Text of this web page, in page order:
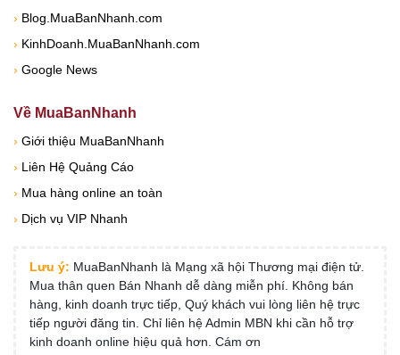
› Blog.MuaBanNhanh.com
› KinhDoanh.MuaBanNhanh.com
› Google News
Về MuaBanNhanh
› Giới thiệu MuaBanNhanh
› Liên Hệ Quảng Cáo
› Mua hàng online an toàn
› Dịch vụ VIP Nhanh
Lưu ý: MuaBanNhanh là Mạng xã hội Thương mại điện tử.
Mua thân quen Bán Nhanh dễ dàng miễn phí. Không bán
hàng, kinh doanh trực tiếp, Quý khách vui lòng liên hệ trực
tiếp người đăng tin. Chỉ liên hệ Admin MBN khi cần hỗ trợ
kinh doanh online hiệu quả hơn. Cám ơn